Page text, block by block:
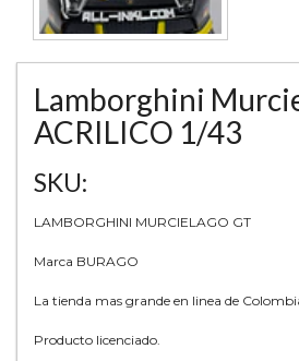
Lamborghini
ACRILICO 1/43
SKU:
LAMBORGHINI MURCIELAGO GT
Marca BURAGO
La tienda mas grande en linea de
Producto licenciado.